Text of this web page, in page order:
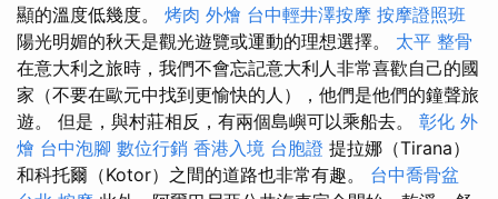
顯的溫度低幾度。 烤肉 外燴 台中輕井澤按摩 按摩證照班
陽光明媚的秋天是觀光遊覽或運動的理想選擇。 太平 整骨
在意大利之旅時，我們不會忘記意大利人非常喜歡自己的國
家（不要在歐元中找到更愉快的人），他們是他們的鐘聲旅
遊。 但是，與村莊相反，有兩個島嶼可以乘船去。 彰化 外
燴 台中泡腳 數位行銷 香港入境 台胞證 提拉娜（Tirana）
和科托爾（Kotor）之間的道路也非常有趣。 台中喬骨盆